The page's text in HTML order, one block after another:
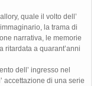
quale il volto dell’
la trama di
narrativa, le memorie
ritardata a quarant’anni
dell’ ingresso nel
accettazione di una serie